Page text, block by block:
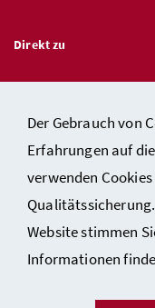
Der Gebrauch von
Erfahrungen auf
verwenden
Website stimmen
Informationen
Direkt zu